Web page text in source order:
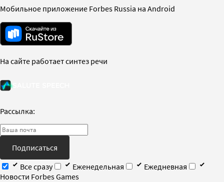
Мобильное приложение Forbes Russia на Android
На сайте работает синтез речи
Рассылка:
Подписаться
Все сразу
Еженедельная
Ежедневная
Новости Forbes Games